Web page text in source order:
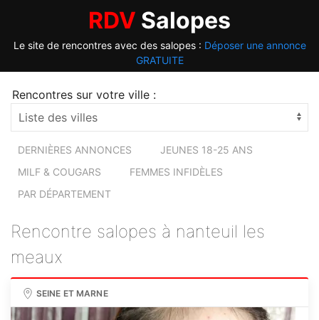
RDV Salopes
Le site de rencontres avec des salopes : Déposer une annonce
GRATUITE
Rencontres sur votre ville :
DERNIÈRES ANNONCES
JEUNES 18-25 ANS
MILF & COUGARS
FEMMES INFIDÈLES
PAR DÉPARTEMENT
Rencontre salopes à nanteuil les
meaux
SEINE ET MARNE